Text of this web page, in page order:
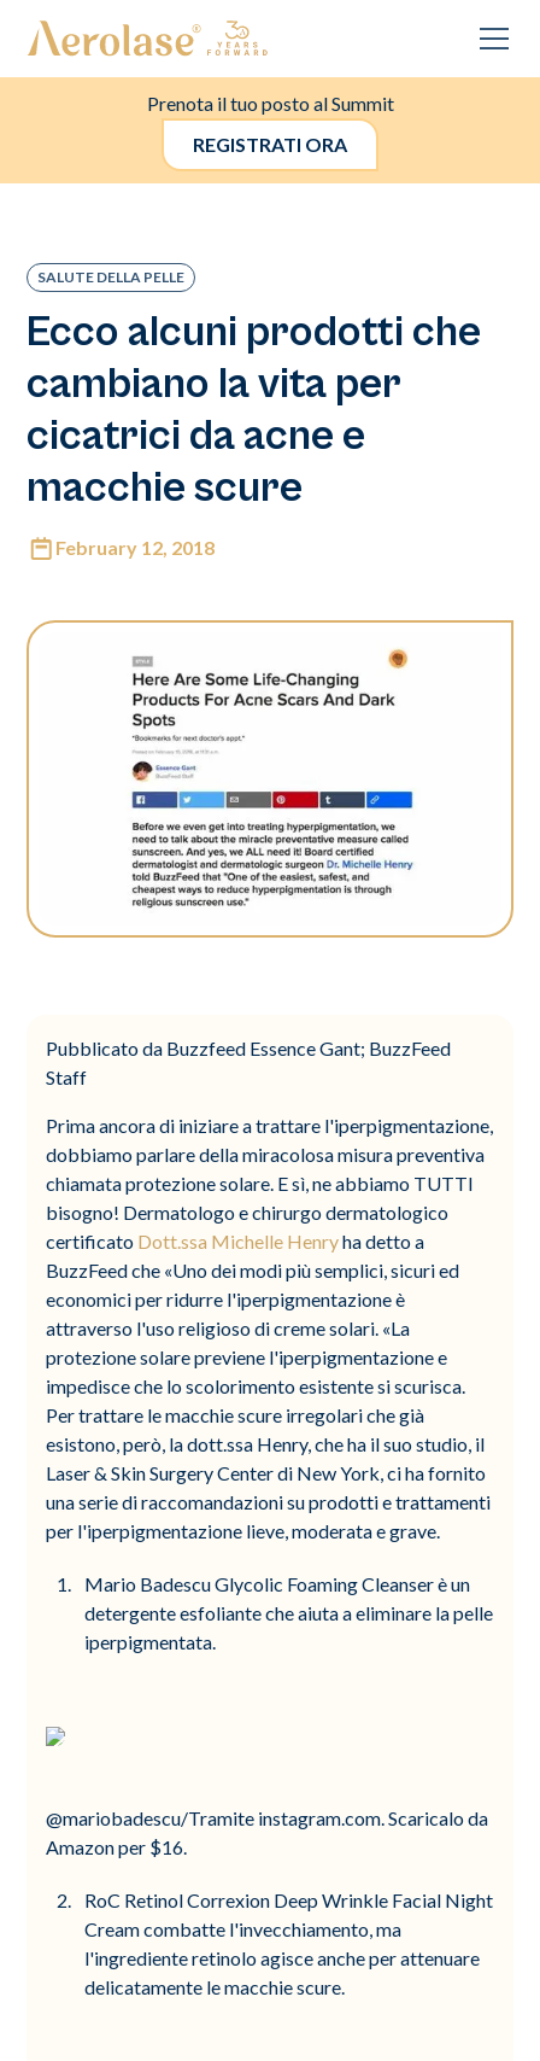
Prenota il tuo posto al Summit
REGISTRATI ORA
SALUTE DELLA PELLE
Ecco alcuni prodotti che
cambiano la vita per
cicatrici da acne e
macchie scure
February 12, 2018
Pubblicato da Buzzfeed Essence Gant; BuzzFeed
Staff
Prima ancora di iniziare a trattare l'iperpigmentazione,
dobbiamo parlare della miracolosa misura preventiva
chiamata protezione solare. E sì, ne abbiamo TUTTI
bisogno! Dermatologo e chirurgo dermatologico
certificato Dott.ssa Michelle Henryha detto a
BuzzFeed che «Uno dei modi più semplici, sicuri ed
economici per ridurre l'iperpigmentazione è
attraverso l'uso religioso di creme solari. «La
protezione solare previene l'iperpigmentazione e
impedisce che lo scolorimento esistente si scurisca.
Per trattare le macchie scure irregolari che già
esistono, però, la dott.ssa Henry, che ha il suo studio, il
Laser & Skin Surgery Center di New York, ci ha fornito
una serie di raccomandazioni su prodotti e trattamenti
per l'iperpigmentazione lieve, moderata e grave.
Mario Badescu Glycolic Foaming Cleanser è un
detergente esfoliante che aiuta a eliminare la pelle
iperpigmentata.
@mariobadescu/Tramite instagram.com. Scaricalo da
Amazon per $16.
RoC Retinol Correxion Deep Wrinkle Facial Night
Cream combatte l'invecchiamento, ma
l'ingrediente retinolo agisce anche per attenuare
delicatamente le macchie scure.